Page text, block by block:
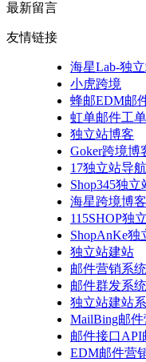
最新留言
友情链接
海星Lab-独
小虎跨境
蜂邮EDM邮
虹单邮件工
独立站博客
Goker跨境博
17独立站导航
Shop345独立
海星跨境博客
115SHOP独
ShopAnKe独
独立站建站
邮件营销系统
邮件群发系统
独立站建站
MailBing邮
邮件接口API
EDM邮件营